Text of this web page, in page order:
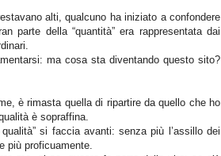
alti, qualcuno ha iniziato a confondere
parte della “quantità” era rappresentata dai
ma cosa sta diventando questo sito?
è rimasta quella di ripartire da quello che ho
è sopraffina.
si faccia avanti: senza più l’assillo dei
più proficuamente.